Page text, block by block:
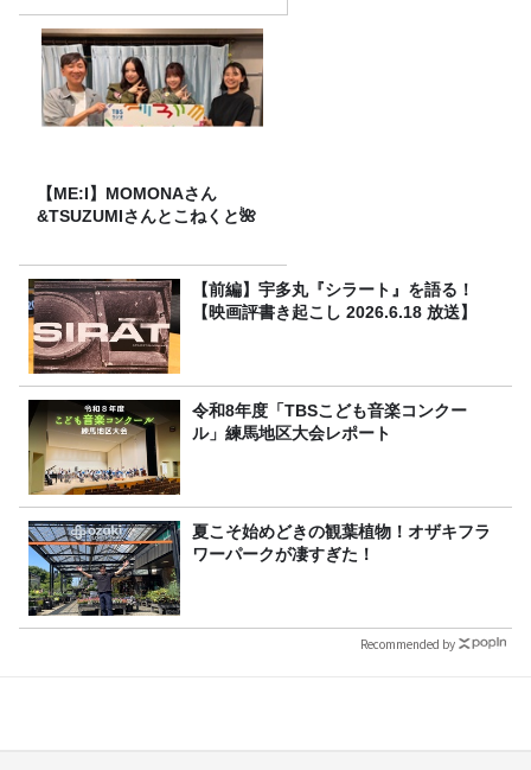
【ME:I】MOMONAさん
&TSUZUMIさんとこねくと🌺
【前編】宇多丸『シラート』を語る！
【映画評書き起こし 2026.6.18 放送】
令和8年度「TBSこども音楽コンクー
ル」練馬地区大会レポート
夏こそ始めどきの観葉植物！オザキフラ
ワーパークが凄すぎた！
Recommended by